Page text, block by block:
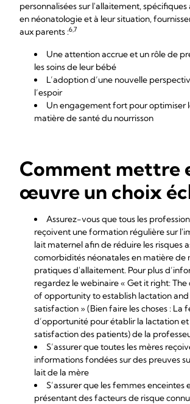
personnalisées sur l'allaitement, spécifiques
en néonatologie et à leur situation,
aux parents :6,7
Une attention accrue et un rôle de
les soins de leur bébé
L’adoption d’une nouvelle
l’espoir
Un engagement fort pour optimiser
matière de santé du nourrisson
Comment mettre
œuvre un choix
Assurez-vous que tous les
reçoivent une formation régulière sur
lait maternel afin de réduire les risques
comorbidités néonatales en matière de
pratiques d'allaitement. Pour plus
regardez le webinaire« Get it right:
of opportunity to establish lactation
satisfaction »(Bien faire les choses : La
d’opportunité pour établir la lactation
satisfaction des patients) de la
S’assurer que toutes les mères
informations fondées sur des preuves
lait de la mère
S’assurer que les femmes enceintes
présentant desfacteurs de risque